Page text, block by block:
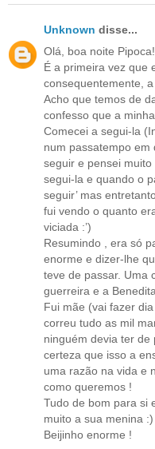
Unknown disse...
Olá, boa noite Pipoca!
É a primeira vez que
consequentemente,
Acho que temos de
confesso que a
Comecei a segui-la
num passatempo
seguir e pensei muito
segui-la e quando o
seguir’ mas
fui vendo o quanto
viciada :’)
Resumindo , era só
enorme e dizer-lhe
teve de passar. Uma
guerreira e a
Fui mãe (vai fazer
correu tudo as mil
ninguém devia ter
certeza que isso a
uma razão na vida e
como queremos !
Tudo de bom para si
muito a sua menina :)
Beijinho enorme !